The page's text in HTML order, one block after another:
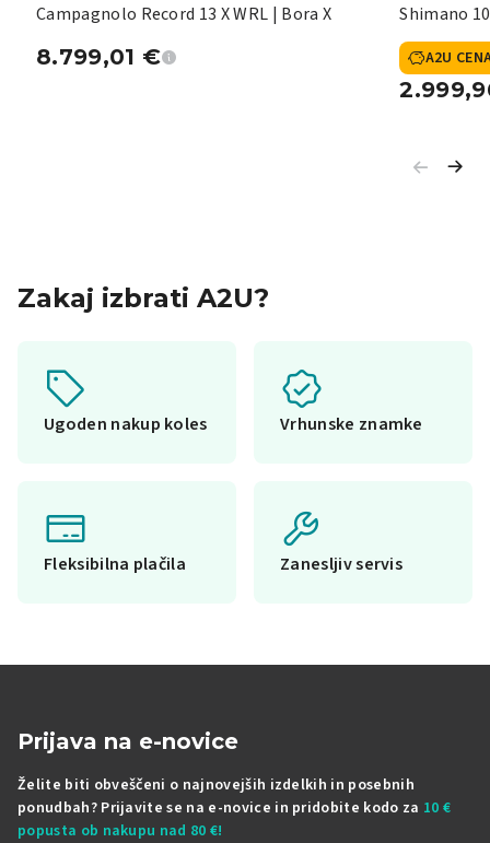
Campagnolo Record 13 X WRL | Bora X
8.799,01 €
Shimano
A2U
Zakaj izbrati A2U?
Ugoden nakup koles Vrhunske znamke
Fleksibilna plačila Zanesljiv servis
Prijava na e-novice
Želite biti obveščeni o najnovejših izdelkih in posebnih
ponudbah? Prijavite se na e-novice in pridobite kodo za 10 €
popusta ob nakupu nad 80 €!